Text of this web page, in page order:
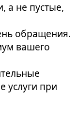
а не пустые,
обращения.
вашего
услуги при